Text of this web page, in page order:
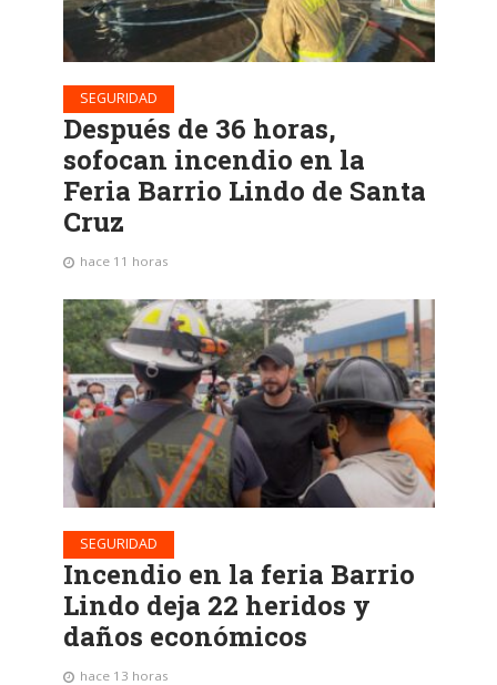
SEGURIDAD
Después de 36 horas,
sofocan incendio en la
Feria Barrio Lindo de Santa
Cruz
hace 11 horas
SEGURIDAD
Incendio en la feria Barrio
Lindo deja 22 heridos y
daños económicos
hace 13 horas